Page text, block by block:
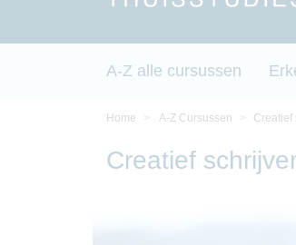
A-Z alle cursussen
Home A-Z Cursussen Creatief
Creatief